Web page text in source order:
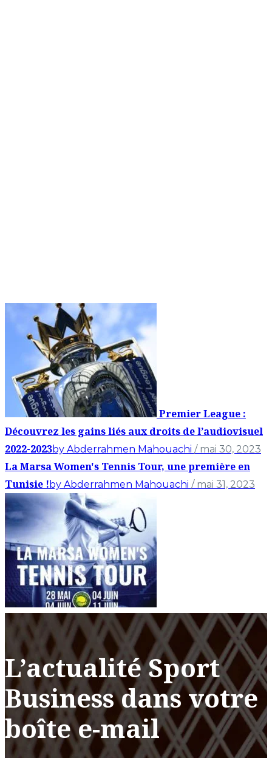
Premier League :
Découvrez les gains liés aux droits de l’audiovisuel
2022-2023by Abderrahmen Mahouachi / mai 30, 2023
La Marsa Women's Tennis Tour, une première en
Tunisie ! by Abderrahmen Mahouachi / mai 31, 2023
L’actualité Sport
Business dans votre
boîte e-mail